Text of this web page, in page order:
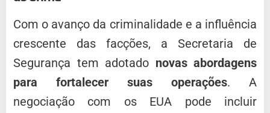
Com o avanço da criminalidade e a influência
crescente das facções, a Secretaria de
Segurança tem adotado novas abordagens
para fortalecer suas operações. A
negociação com os EUA pode incluir